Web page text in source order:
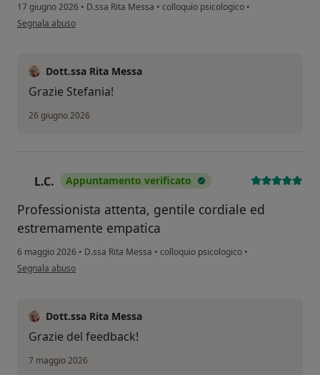
17 giugno 2026 • D.ssa Rita Messa • colloquio psicologico •
secondo l'opinione dell'utente Stefania
Segnala abuso
Dott.ssa Rita Messa
Grazie Stefania!
26 giugno 2026
L.C. Appuntamento verificato
Professionista attenta, gentile cordiale ed
estremamente empatica
6 maggio 2026 • D.ssa Rita Messa • colloquio psicologico •
secondo l'opinione dell'utente L.C.
Segnala abuso
Dott.ssa Rita Messa
Grazie del feedback!
7 maggio 2026